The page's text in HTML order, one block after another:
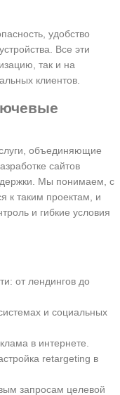
удобство
Все эти
так и на
клиентов.
объединяющие
сайтов
Мы понимаем, с
к таким проектам, и
и гибкие условия
от лендингов до
и социальных
в интернете.
retargeting в
запросам целевой